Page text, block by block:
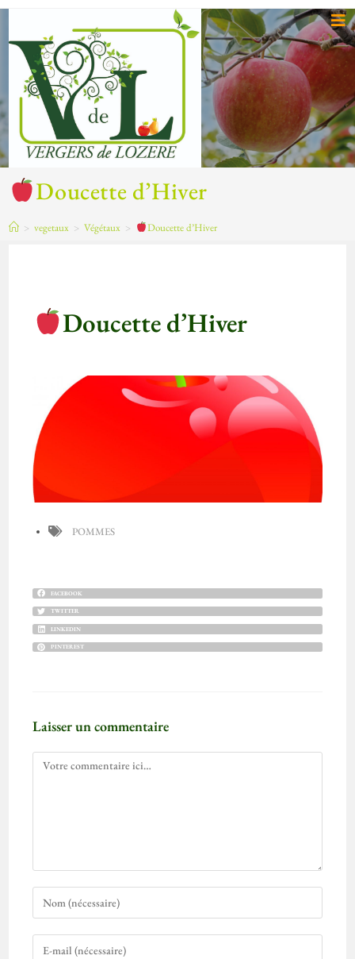
Doucette d’Hiver
> vegetaux > Végétaux > Doucette d’Hiver
Doucette d’Hiver
POMMES
FACEBOOK
TWITTER
LINKEDIN
PINTEREST
Laisser un commentaire